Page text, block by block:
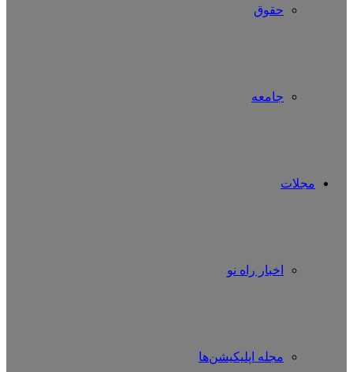
حقوق
جامعه
مجلات
اخبار راه نو
مجله اپلیکیشن‌ها